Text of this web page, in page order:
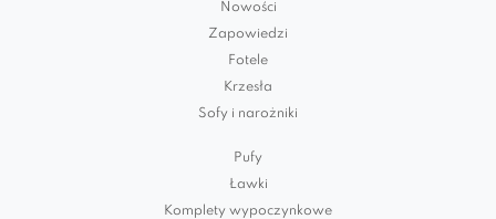
Nowości
Zapowiedzi
Fotele
Krzesła
Sofy i narożniki
Pufy
Ławki
Komplety wypoczynkowe